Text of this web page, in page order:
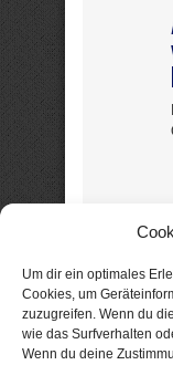
Um dir ein optimales
Cookies, um
zuzugreifen. Wenn du
wie das Surfverhalten
Wenn du deine